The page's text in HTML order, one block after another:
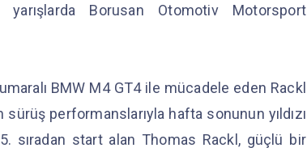
Borusan Otomotiv Motorsport
BMW M4 GT4 ile mücadele eden Rackl
performanslarıyla hafta sonunun yıldızı
sıradan start alan Thomas Rackl, güçlü bir